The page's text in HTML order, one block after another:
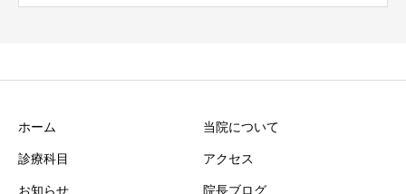
ホーム 当院について
診療科目 アクセス
お知らせ 院長ブログ